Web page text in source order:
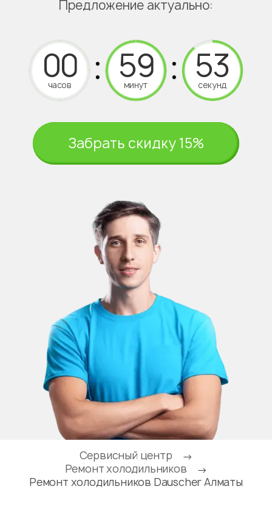
Предложение актуально:
часов минут секунд
Забрать скидку 15%
Сервисный центр
→
Ремонт холодильников
→
Ремонт холодильников Dauscher Алматы